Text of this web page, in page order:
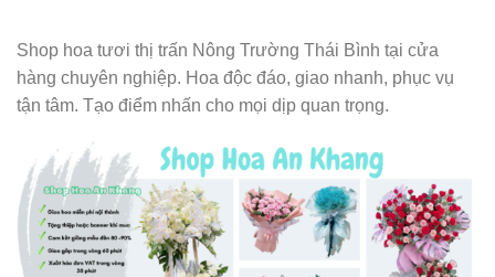
Shop hoa tươi thị trấn Nông Trường Thái Bình tại cửa
hàng chuyên nghiệp. Hoa độc đáo, giao nhanh, phục vụ
tận tâm. Tạo điểm nhấn cho mọi dịp quan trọng.